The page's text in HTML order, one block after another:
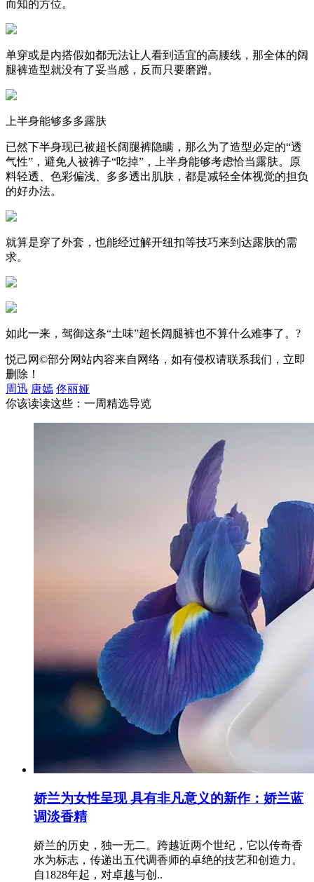
而知的方位。
单穿或是内搭假如都无法让人看到适宜的高腰线，那全体的阔
腿裤造型就没有了妥当感，反而只要磨蹭。
上半身能够多多露肤
已然下半身现已被超长阔腿裤隐瞒，那么为了造型必定的“透
气性”，避免人被裤子“吃掉”，上半身能够考虑恰当露肤。原
料轻透、色彩偏浅、多多透出肌肤，都是减轻全体视觉的担负
的好办法。
就算是穿了外套，也能经过解开纽扣等技巧来到达露肤的需
求。
如此一来，驾御这条“土味”超长阔腿裤也不算什么难事了。?
悦己网©部分网站内容来自网络，如有侵权请联系我们，立即
删除！
周迅 唐嫣 佟丽娅
你该读读这些：一周精选导览
娇兰为女性呈现 具有非凡意义的新作：娇兰蓝
调淡香精
娇兰的历史，独一无二。跨越近两个世纪，它以传奇香
水为标志，传递出五代调香师的卓绝的技艺和创造力。
自1828年起，对卓越与创..